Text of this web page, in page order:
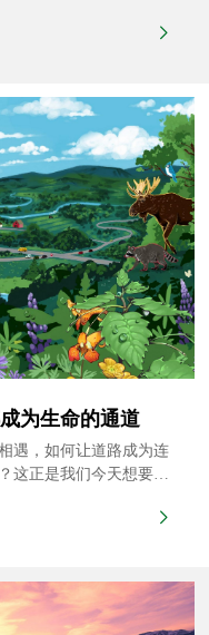
为生命的通道
遇，如何让道路成为连
这正是我们今天想要探